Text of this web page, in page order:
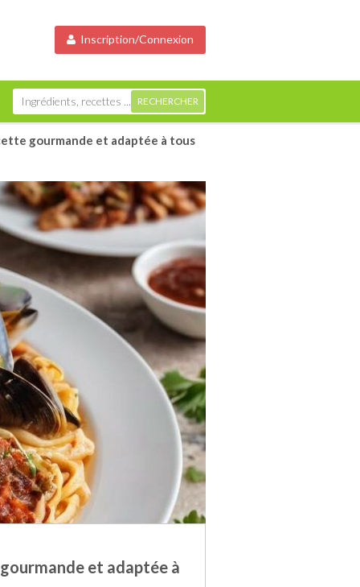
Inscription/Connexion
gourmande et adaptée à tous
et adaptée à